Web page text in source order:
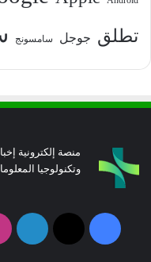
تطلق جوجل سامسونج
منصة إلكترونية
وتكنولوجيا
فيسبوك
‫X